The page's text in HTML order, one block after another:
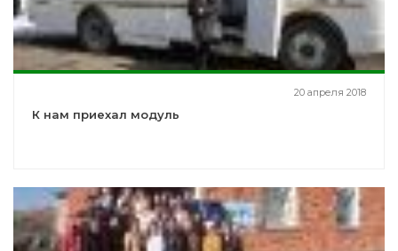
20 апреля 2018
К нам приехал модуль